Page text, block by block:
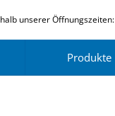
unserer Öffnungszeiten:
Produkte